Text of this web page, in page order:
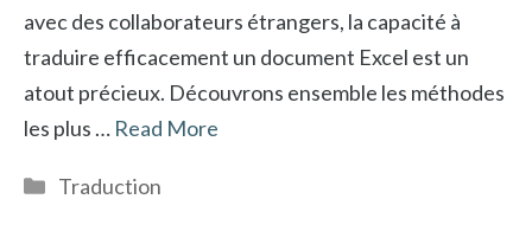
avec des collaborateurs étrangers, la capacité à
traduire efficacement un document Excel est un
atout précieux. Découvrons ensemble les méthodes
les plus … Read More
Catégories
Traduction